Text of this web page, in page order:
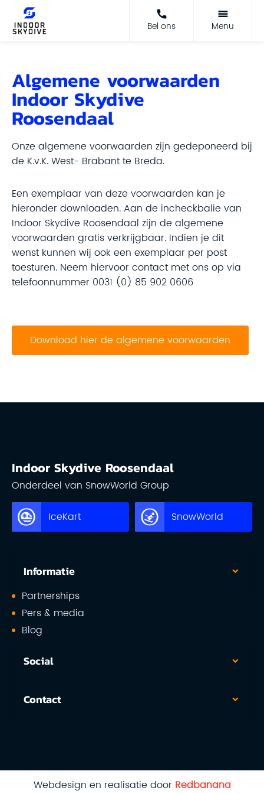
Bel ons Menu
Algemene voorwaarden
Indoor Skydive
Roosendaal
Onze algemene voorwaarden zijn gedeponeerd bij
de K.v.K. West- Brabant te Breda.
Een exemplaar van deze voorwaarden kan je
hieronder downloaden. Aan de incheckbalie van
Indoor Skydive Roosendaal zijn de algemene
voorwaarden gratis verkrijgbaar. Indien je dit
wenst kunnen wij ook een exemplaar per post
toesturen. Neem hiervoor contact met ons op via
telefoonnummer 0031 (0) 85 902 0606
Download hier de algemene voorwaarden
Indoor Skydive Roosendaal
Onderdeel van SnowWorld Group
IceKart SnowWorld
Informatie
Partnerships
Pers & media
Blog
Social
Contact
Webdesign en realisatie door Redbanana